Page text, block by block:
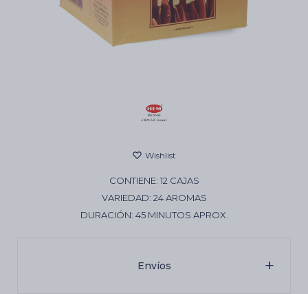
CONTIENE: 12 CAJAS
VARIEDAD: 24 AROMAS
DURACIÓN: 45 MINUTOS APROX.
Envíos
Cartas de Tarot